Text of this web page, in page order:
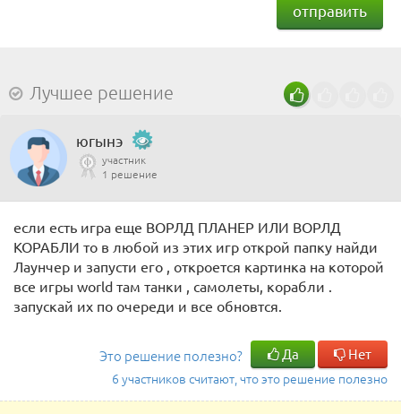
отправить
Лучшее решение
югынэ
участник
1 решение
если есть игра еще ВОРЛД ПЛАНЕР ИЛИ ВОРЛД
КОРАБЛИ то в любой из этих игр открой папку найди
Лаунчер и запусти его , откроется картинка на которой
все игры world там танки , самолеты, корабли .
запускай их по очереди и все обновтся.
Это решение полезно? Да Нет
6 участников считают, что это решение полезно